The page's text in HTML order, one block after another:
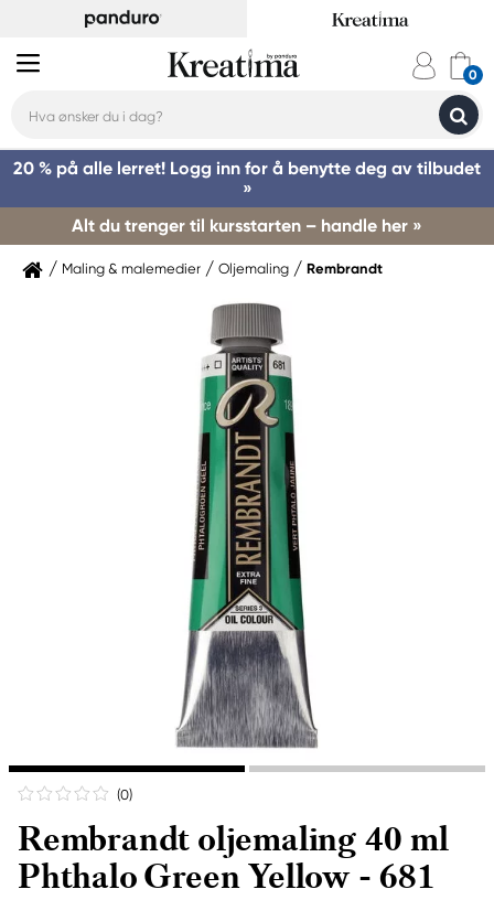
20 % på alle lerret! Logg inn for å benytte deg av tilbudet
»
Alt du trenger til kursstarten – handle her »
Maling & malemedier Oljemaling Rembrandt
(0)
Rembrandt oljemaling 40 ml
Phthalo Green Yellow - 681